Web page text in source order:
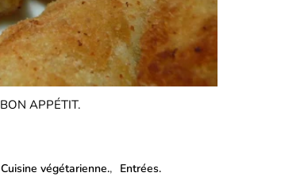
BON APPÉTIT.
Cuisine végétarienne. Entrées.